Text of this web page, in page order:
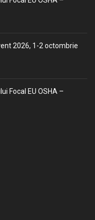
2026, 1-2 octombrie
Focal EU OSHA –